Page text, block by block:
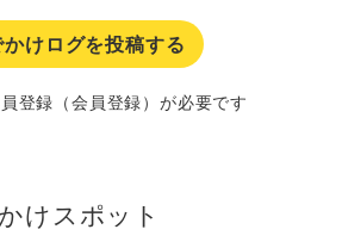
かけログを投稿する
登録（会員登録）が必要です
けスポット